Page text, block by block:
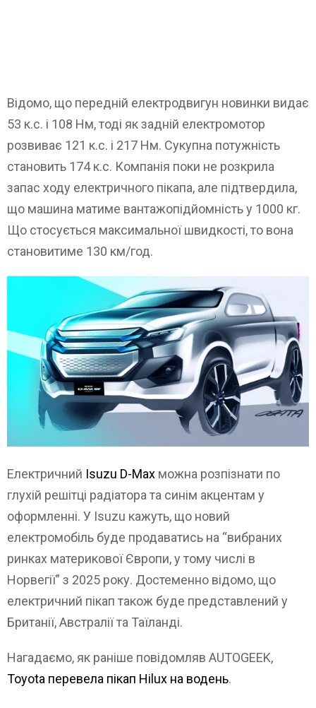
Відомо, що передній електродвигун новинки видає
53 к.с. і 108 Нм, тоді як задній електромотор
розвиває 121 к.с. і 217 Нм. Сукупна потужність
становить 174 к.с. Компанія поки не розкрила
запас ходу електричного пікапа, але підтвердила,
що машина матиме вантажопідйомність у 1000 кг.
Що стосується максимальної швидкості, то вона
становитиме 130 км/год.
Електричний Isuzu D-Max можна розпізнати по
глухій решітці радіатора та синім акцентам у
оформленні. У Isuzu кажуть, що новий
електромобіль буде продаватись на “вибраних
ринках материкової Європи, у тому числі в
Норвегії” з 2025 року. Достеменно відомо, що
електричний пікап також буде представлений у
Британії, Австралії та Таїланді.
Нагадаємо, як раніше повідомляв AUTOGEEK,
Toyota перевела пікап Hilux на водень.